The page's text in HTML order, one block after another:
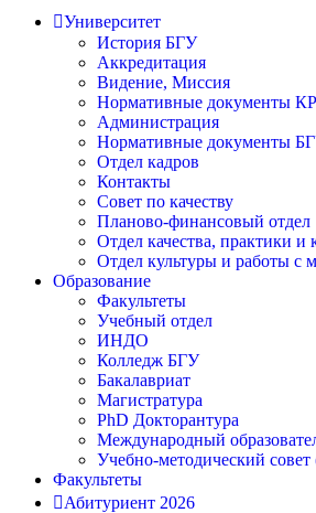
Университет
История БГУ
Аккредитация
Видение, Миссия
Нормативные документы КР
Администрация
Нормативные документы
Отдел кадров
Контакты
Совет по качеству
Планово-финансовый отдел
Отдел качества, практики и
Отдел культуры и работы с
Образование
Факультеты
Учебный отдел
ИНДО
Колледж БГУ
Бакалавриат
Магистратура
PhD Докторантура
Международный
Учебно-методический
Факультеты
Абитуриент 2026